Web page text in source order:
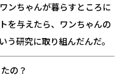
ンちゃんが暮らすところに
を与えたら、ワンちゃんの
う研究に取り組んだんだ。
の？